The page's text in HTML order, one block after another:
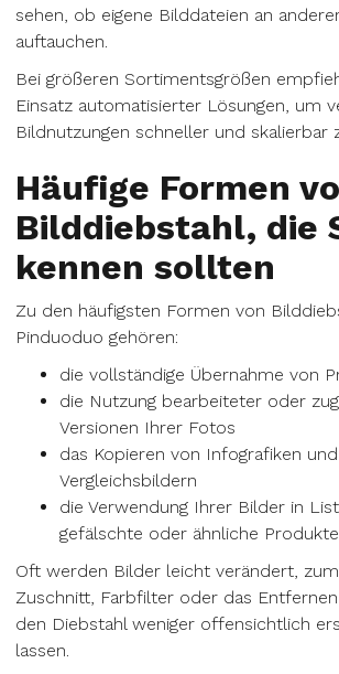
sehen, ob eigene Bilddateien an
auftauchen.
Bei größeren Sortimentsgrößen
Einsatz automatisierter Lösungen, um
Bildnutzungen schneller und skalierbar
Häufige Formen
Bilddiebstahl, die
kennen sollten
Zu den häufigsten Formen von
Pinduoduo gehören:
die vollständige Übernahme von
die Nutzung bearbeiteter oder
Versionen Ihrer Fotos
das Kopieren von Infografiken und
Vergleichsbildern
die Verwendung Ihrer Bilder in
gefälschte oder ähnliche Produkte
Oft werden Bilder leicht verändert,
Zuschnitt, Farbfilter oder das
den Diebstahl weniger offensichtlich
lassen.